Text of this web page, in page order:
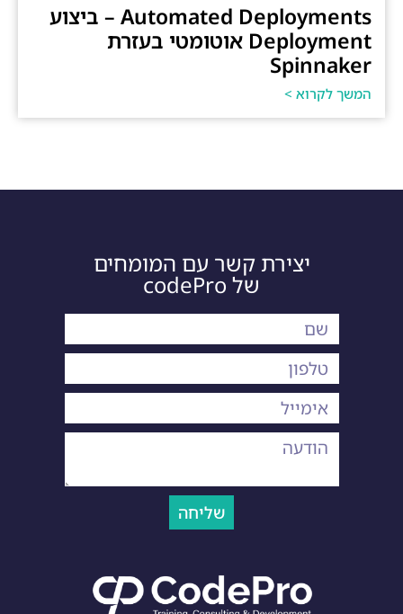
Automated Deployments – ביצוע
Deployment אוטומטי בעזרת
Spinnaker
המשך לקרוא >
יצירת קשר עם המומחים
של codePro
שליחה